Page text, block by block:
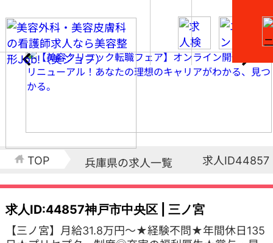
TOP 兵庫県の求人一覧 求人ID44857
求人ID:44857神戸市中央区 | 三ノ宮
【三ノ宮】月給31.8万円～★経験不問★年間休日135